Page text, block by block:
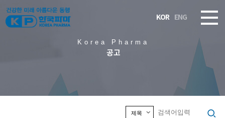
KOR ENG
Korea Pharma
공고